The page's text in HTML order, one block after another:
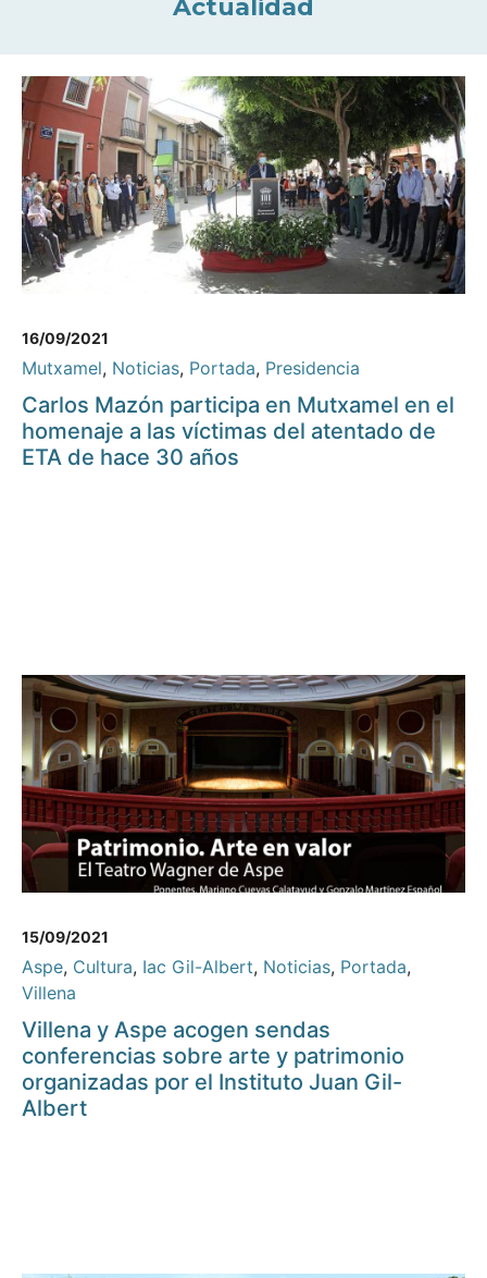
Actualidad
16/09/2021
Mutxamel, Noticias, Portada, Presidencia
Carlos Mazón participa en Mutxamel en el
homenaje a las víctimas del atentado de
ETA de hace 30 años
15/09/2021
Aspe, Cultura, Iac Gil-Albert, Noticias, Portada,
Villena
Villena y Aspe acogen sendas
conferencias sobre arte y patrimonio
organizadas por el Instituto Juan Gil-
Albert